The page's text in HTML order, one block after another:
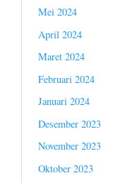
Mei 2024
April 2024
Maret 2024
Februari 2024
Januari 2024
Desember 2023
November 2023
Oktober 2023